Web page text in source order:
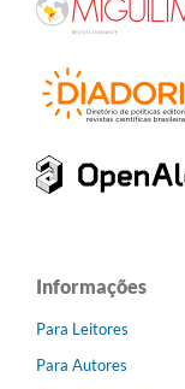
Informações
Para Leitores
Para Autores